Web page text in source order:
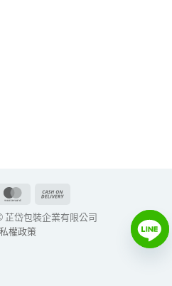
MasterCard
Delivery
岱包裝企業有限公司
權政策